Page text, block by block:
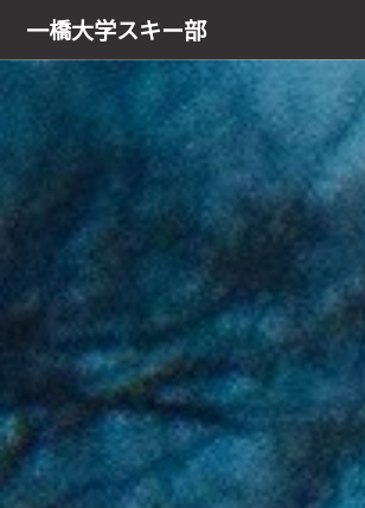
一橋大学スキー部
会員ログイン